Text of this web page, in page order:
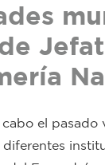
el pasado